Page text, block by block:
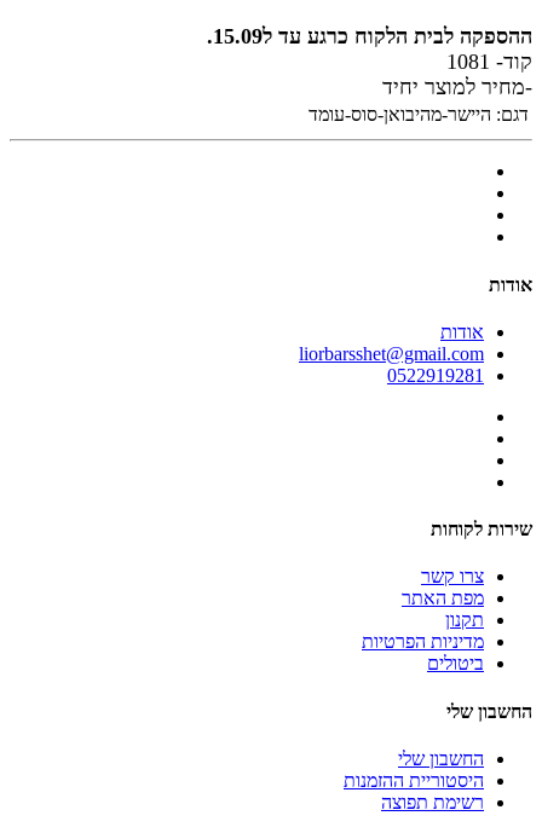
ההספקה לבית הלקוח כרגע עד ל15.09.
קוד- 1081
-מחיר למוצר יחיד
דגם: היישר-מהיבואן-סוס-עומד
אודות
אודות
liorbarsshet@gmail.com
0522919281
שירות לקוחות
צרו קשר
מפת האתר
תקנון
מדיניות הפרטיות
ביטולים
החשבון שלי
החשבון שלי
היסטוריית ההזמנות
רשימת תפוצה